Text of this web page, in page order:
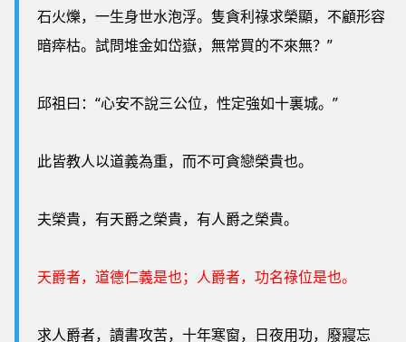
石火爍，一生身世水泡浮。隻貪利祿求榮顯，不顧形容
暗瘁枯。試問堆金如岱嶽，無常買的不來無？”
邱祖曰：“心安不說三公位，性定強如十裏城。”
此皆教人以道義為重，而不可貪戀榮貴也。
夫榮貴，有天爵之榮貴，有人爵之榮貴。
天爵者，道德仁義是也；人爵者，功名祿位是也。
求人爵者，讀書攻苦，十年寒窗，日夜用功，廢寢忘